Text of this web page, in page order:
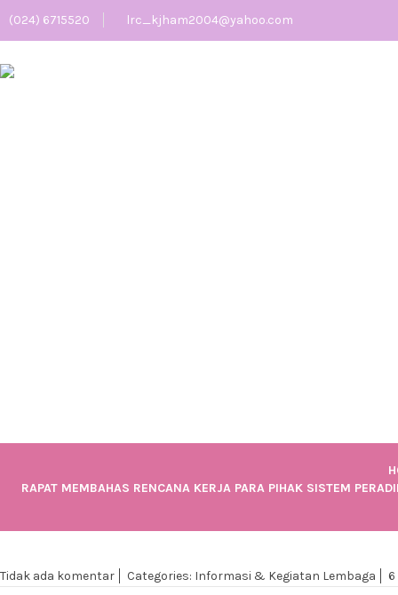
(024) 6715520 lrc_kjham2004@yahoo.com
PEREMPUAN DAN ANAK
RAPAT MEMBAHAS RENCANA KERJA PARA PIHAK SISTEM
Tidak ada komentar Categories: Informasi & Kegiatan Lembaga